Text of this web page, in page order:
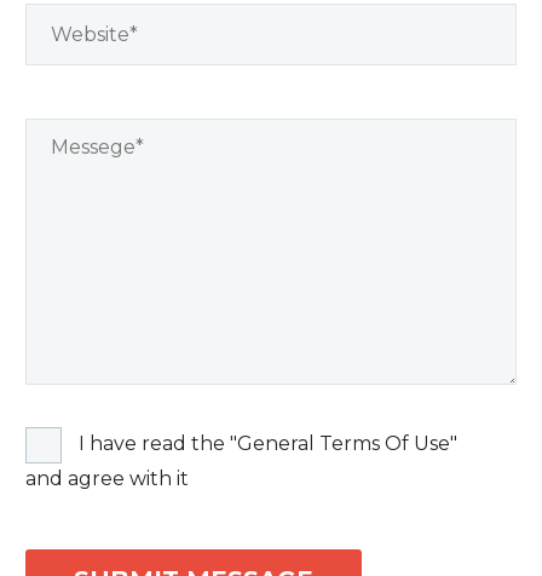
I have read the "General Terms Of Use"
and agree with it